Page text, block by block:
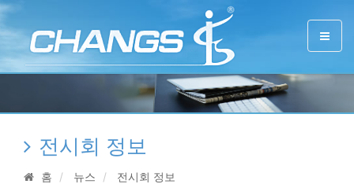
전시회 정보
홈 뉴스 전시회 정보